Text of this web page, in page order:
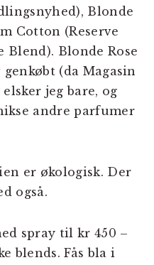
Blonde
Cotton (Reserve
Blend). Blonde Rose
(da Magasin
jeg bare, og
andre parfumer
er økologisk. Der
også.
spray til kr 450 –
blends. Fås bla i